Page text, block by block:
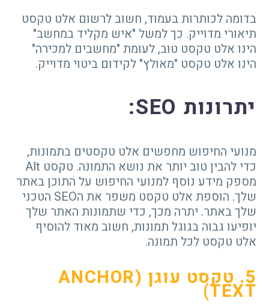
בדומה לכותרות בעמוד, חשוב לרשום אלט טקסט
תיאורי מדוייק. כך למשל "איש מקליד במחשב"
הינו אלט טקסט טוב, לעומת "מחשבים למכירה"
הינו אלט טקסט "מאולץ" לקידום ביטוי מדוייק.
יתרונות SEO
:
מנועי החיפוש מחפשים אלט טקסטים בתמונות,
כדי להבין טוב יותר את נושא התמונה. טקסט Alt
מספק מידע נוסף למנועי החיפוש על התוכן באתר
שלך. הוספת אלט טקסט משפר את הSEO הטכני
שלך באתר. יתרה מכך, כדי שתמונות האתר שלך
יופיעו גבוה בגוגל תמונות, חשוב מאוד להוסיף
אלט טקסט לכל תמונה.
5. טקסט עוגן ( ANCHOR
TEXT
)